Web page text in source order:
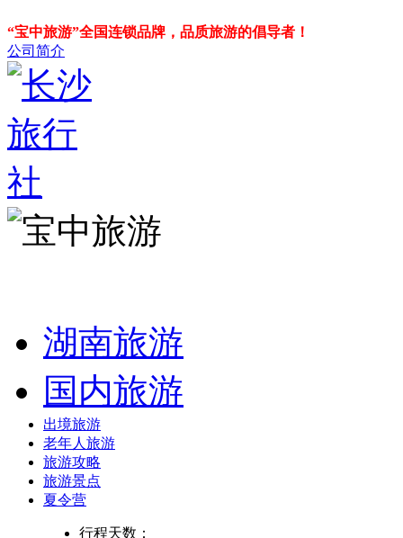
“宝中旅游”全国连锁品牌，品质旅游的倡导者！
公司简介
湖南旅游
国内旅游
出境旅游
老年人旅游
旅游攻略
旅游景点
夏令营
行程天数：